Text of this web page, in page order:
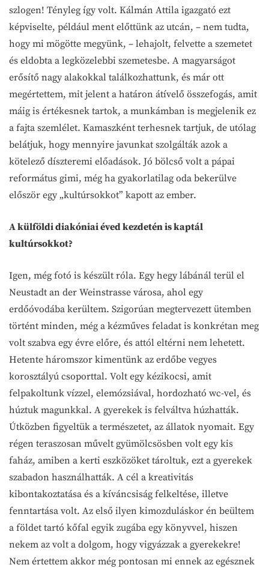
szlogen! Tényleg így volt. Kálmán Attila igazgató ezt
képviselte, például ment előttünk az utcán, – nem tudta,
hogy mi mögötte megyünk, – lehajolt, felvette a szemetet
és eldobta a legközelebbi szemetesbe. A magyarságot
erősítő nagy alakokkal találkozhattunk, és már ott
megértettem, mit jelent a határon átívelő összefogás, amit
máig is értékesnek tartok, a munkámban is megjelenik ez
a fajta szemlélet. Kamaszként terhesnek tartjuk, de utólag
belátjuk, hogy mennyire javunkat szolgálták azok a
kötelező díszteremi előadások. Jó bölcső volt a pápai
református gimi, még ha gyakorlatilag oda bekerülve
először egy „kultúrsokkot” kapott az ember.
A külföldi diakóniai éved kezdetén is kaptál
kultúrsokkot?
Igen, még fotó is készült róla. Egy hegy lábánál terül el
Neustadt an der Weinstrasse városa, ahol egy
erdőóvodába kerültem. Szigorúan megtervezett ütemben
történt minden, még a kézműves feladat is konkrétan meg
volt szabva egy évre előre, és attól eltérni nem lehetett.
Hetente háromszor kimentünk az erdőbe vegyes
korosztályú csoporttal. Volt egy kézikocsi, amit
felpakoltunk vízzel, elemózsiával, hordozható wc-vel, és
húztuk magunkkal. A gyerekek is felváltva húzhatták.
Útközben figyeltük a természetet, az állatok nyomait. Egy
régen teraszosan művelt gyümölcsösben volt egy kis
faház, amiben a kerti eszközöket tároltuk, ezt a gyerekek
szabadon használhatták. A cél a kreativitás
kibontakoztatása és a kíváncsiság felkeltése, illetve
fenntartása volt. Az első ilyen kimozduláskor én beültem
a földet tartó kőfal egyik zugába egy könyvvel, hiszen
nekem az volt a dolgom, hogy vigyázzak a gyerekekre!
Nem értettem akkor még pontosan mi ennek az egésznek